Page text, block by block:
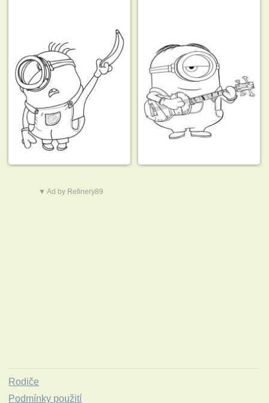
▼ Ad by Refinery89
Rodiče
Podmínky použití